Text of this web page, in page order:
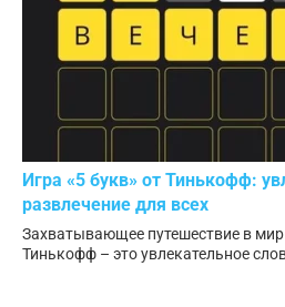
Игра «5 букв» от Тинькофф:
развлечение для всех
Захватывающее путешествие в мир
Тинькофф – это увлекательное